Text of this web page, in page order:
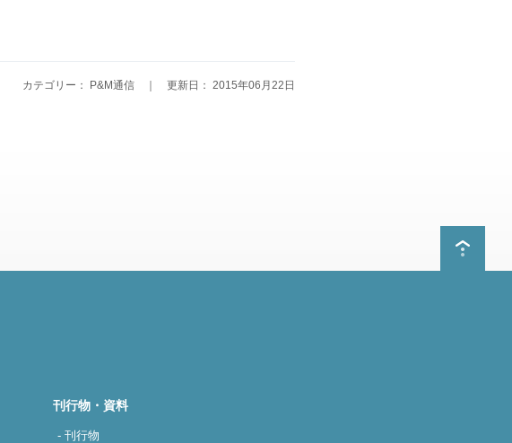
カテゴリー： P&M通信 ｜ 更新日： 2015年06月22日
刊行物・資料
- 刊行物